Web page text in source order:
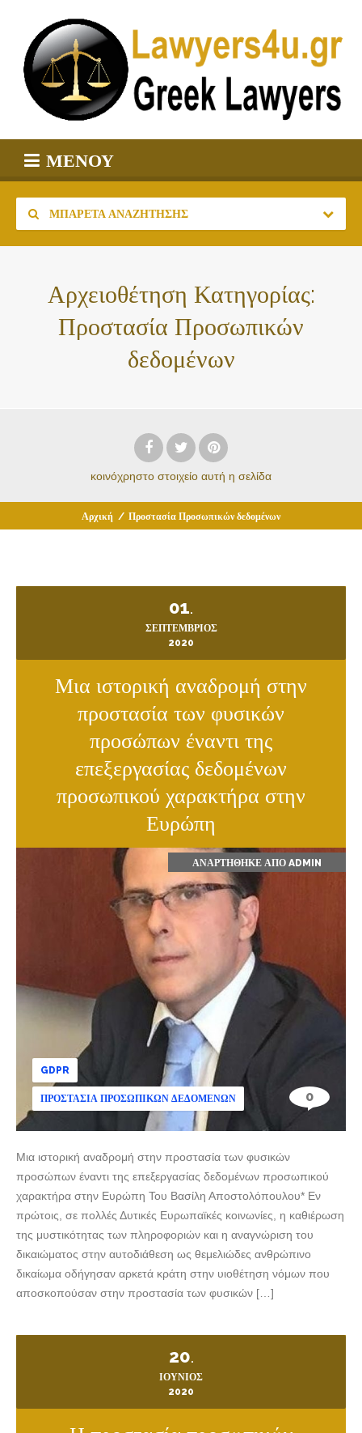
ΜΕΝΟΎ
ΜΠΑΡΈΤΑ ΑΝΑΖΉΤΗΣΗΣ
Αρχειοθέτηση Κατηγορίας:
Προστασία Προσωπικών
δεδομένων
κοινόχρηστο στοιχείο αυτή η σελίδα
Αρχική / Προστασία Προσωπικών δεδομένων
01.
ΣΕΠΤΈΜΒΡΙΟΣ
2020
Μια ιστορική αναδρομή στην
προστασία των φυσικών
προσώπων έναντι της
επεξεργασίας δεδομένων
προσωπικού χαρακτήρα στην
Ευρώπη
ΑΝΑΡΤΉΘΗΚΕ ΑΠΌ ADMIN
GDPR
ΠΡΟΣΤΑΣΊΑ ΠΡΟΣΩΠΙΚΏΝ ΔΕΔΟΜΈΝΩΝ 0
Μια ιστορική αναδρομή στην προστασία των φυσικών
προσώπων έναντι της επεξεργασίας δεδομένων προσωπικού
χαρακτήρα στην Ευρώπη Του Βασίλη Αποστολόπουλου* Εν
πρώτοις, σε πολλές Δυτικές Ευρωπαϊκές κοινωνίες, η καθιέρωση
της μυστικότητας των πληροφοριών και η αναγνώριση του
δικαιώματος στην αυτοδιάθεση ως θεμελιώδες ανθρώπινο
δικαίωμα οδήγησαν αρκετά κράτη στην υιοθέτηση νόμων που
αποσκοπούσαν στην προστασία των φυσικών […]
20.
ΙΟΎΝΙΟΣ
2020